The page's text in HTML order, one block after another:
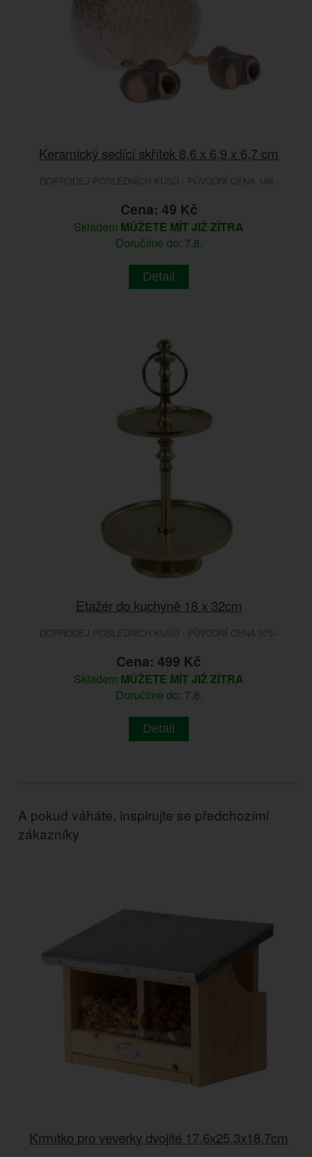
Keramický sedící skřítek 8,6 x 6,9 x 6,7 cm
DOPRODEJ POSLEDNÍCH KUSŮ - PŮVODNÍ CENA 149.-
Cena: 49 Kč
Skladem MŮŽETE MÍT JIŽ ZÍTRA
Doručíme do: 7.8.
Detail
Etažér do kuchyně 18 x 32cm
DOPRODEJ POSLEDNÍCH KUSŮ - PŮVODNÍ CENA 975.-
Cena: 499 Kč
Skladem MŮŽETE MÍT JIŽ ZÍTRA
Doručíme do: 7.8.
Detail
A pokud váháte, inspirujte se předchozími
zákazníky
Krmítko pro veverky dvojité 17,6x25,3x18,7cm